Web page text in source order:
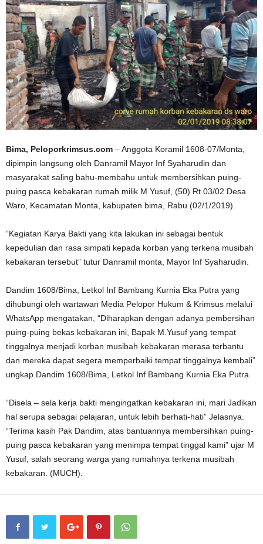
Bima, Peloporkrimsus.com – Anggota Koramil 1608-07/Monta,
dipimpin langsung oleh Danramil Mayor Inf Syaharudin dan
masyarakat saling bahu-membahu untuk membersihkan puing-
puing pasca kebakaran rumah milik M Yusuf, (50) Rt 03/02 Desa
Waro, Kecamatan Monta, kabupaten bima, Rabu (02/1/2019).
“Kegiatan Karya Bakti yang kita lakukan ini sebagai bentuk
kepedulian dan rasa simpati kepada korban yang terkena musibah
kebakaran tersebut” tutur Danramil monta, Mayor Inf Syaharudin.
Dandim 1608/Bima, Letkol Inf Bambang Kurnia Eka Putra yang
dihubungi oleh wartawan Media Pelopor Hukum & Krimsus melalui
WhatsApp mengatakan, “Diharapkan dengan adanya pembersihan
puing-puing bekas kebakaran ini, Bapak M.Yusuf yang tempat
tinggalnya menjadi korban musibah kebakaran merasa terbantu
dan mereka dapat segera memperbaiki tempat tinggalnya kembali”
ungkap Dandim 1608/Bima, Letkol Inf Bambang Kurnia Eka Putra.
“Disela – sela kerja bakti mengingatkan kebakaran ini, mari Jadikan
hal serupa sebagai pelajaran, untuk lebih berhati-hati” Jelasnya.
“Terima kasih Pak Dandim, atas bantuannya membersihkan puing-
puing pasca kebakaran yang menimpa tempat tinggal kami” ujar M
Yusuf, salah seorang warga yang rumahnya terkena musibah
kebakaran. (MUCH).